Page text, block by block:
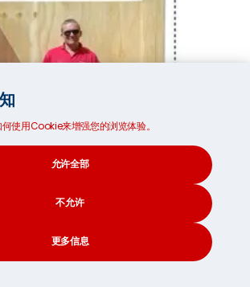
使用Cookie来增强您的浏览体验。
允许全部
不允许
更多信息